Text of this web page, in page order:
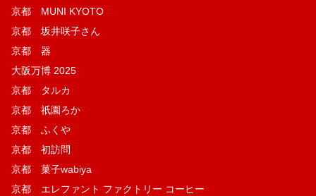
京都 MUNI KYOTO
京都 坂井咲子さん
京都 器
大阪万博 2025
京都 タルカ
京都 祇園ろか
京都 ふくや
京都 初訪問
京都 菓子wabiya
京都 エレファント ファクトリー コーヒー